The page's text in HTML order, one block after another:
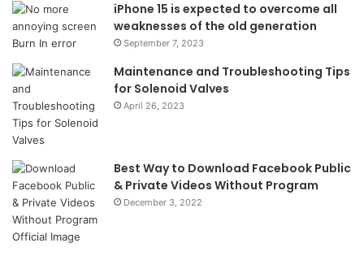
iPhone 15 is expected to overcome all
weaknesses of the old generation
September 7, 2023
Maintenance and Troubleshooting Tips
for Solenoid Valves
April 26, 2023
Best Way to Download Facebook Public
& Private Videos Without Program
December 3, 2022